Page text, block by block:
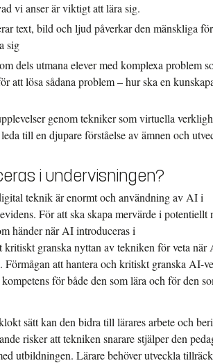
vi anser är viktigt att lära sig.
text, bild och ljud påverkar den mänskliga
sig
dels utmana elever med komplexa problem
att lösa sådana problem – hur ska en
genom tekniker som virtuella
till en djupare förståelse av ämnen och
i undervisningen?
teknik är enormt och användning av AI i
För att ska skapa mervärde i potentiellt
händer när AI introduceras i
kritiskt granska nyttan av tekniken för veta när
Förmågan att hantera och kritiskt granska AI-
för både den som lära och för den
sätt kan den bidra till lärares arbete och
risker att tekniken snarare stjälper den
utbildningen. Lärare behöver utveckla